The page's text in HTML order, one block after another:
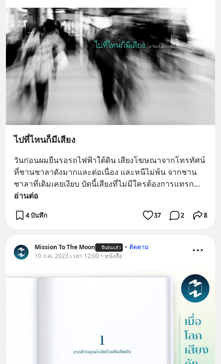
ไปที่ไหนก็มีเสียง
วันก่อนผมยืนรอรถไฟฟ้าใต้ดิน เสียงโฆษณาจากโทรทัศน์
ที่ชานชาลาดังมากและต่อเนื่อง และหนีไม่พ้น จากชาน
ชาลาที่เดิมเคยเงียบ บัดนี้เสียงที่ไม่มีใครต้องการแทรก
อ่านต่อ
4 บันทึก 37 2 8
Mission To The Moon ยืนยันแล้ว • ติดตาม
10 ก.ค. 2023 เวลา 12:00 • หนังสือ